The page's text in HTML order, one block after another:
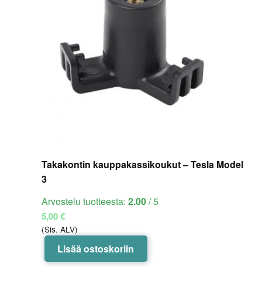
Takakontin kauppakassikoukut – Tesla Model
3
Arvostelu tuotteesta: 2.00/ 5
5,00€
(Sis. ALV)
Lisää ostoskoriin